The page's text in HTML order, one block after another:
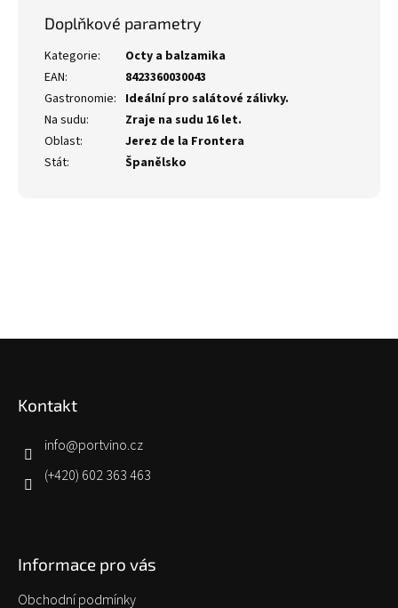
Doplňkové parametry
Kategorie:
Octy a balzamika
EAN:
8423360030043
Gastronomie: Ideální pro salátové zálivky.
Na sudu:
Zraje na sudu 16 let.
Oblast:
Jerez de la Frontera
Stát: Španělsko
Kontakt
info@portvino.cz
(+420) 602 363 463
Informace pro vás
Obchodní podmínky